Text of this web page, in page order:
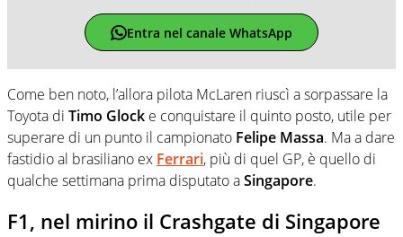
Entra nel canale WhatsApp
Come ben noto, l’allora pilota McLaren riuscì a sorpassare la
Toyota di Timo Glock e conquistare il quinto posto, utile per
superare di un punto il campionato Felipe Massa. Ma a dare
fastidio al brasiliano ex Ferrari, più di quel GP, è quello di
qualche settimana prima disputato aSingapore.
F1, nel mirino il Crashgate di Singapore